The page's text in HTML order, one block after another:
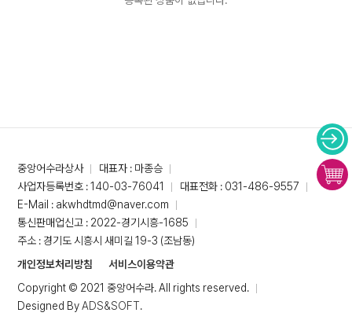
중앙어수라상사
대표자 : 마종승
사업자등록번호 : 140-03-76041
대표전화 : 031-486-9557
E-Mail : akwhdtmd@naver.com
통신판매업신고 : 2022-경기시흥-1685
주소 : 경기도 시흥시 새미길 19-3 (조남동)
개인정보처리방침
서비스이용약관
Copyright © 2021 중앙어수라. All rights reserved.
Designed ByADS&SOFT.